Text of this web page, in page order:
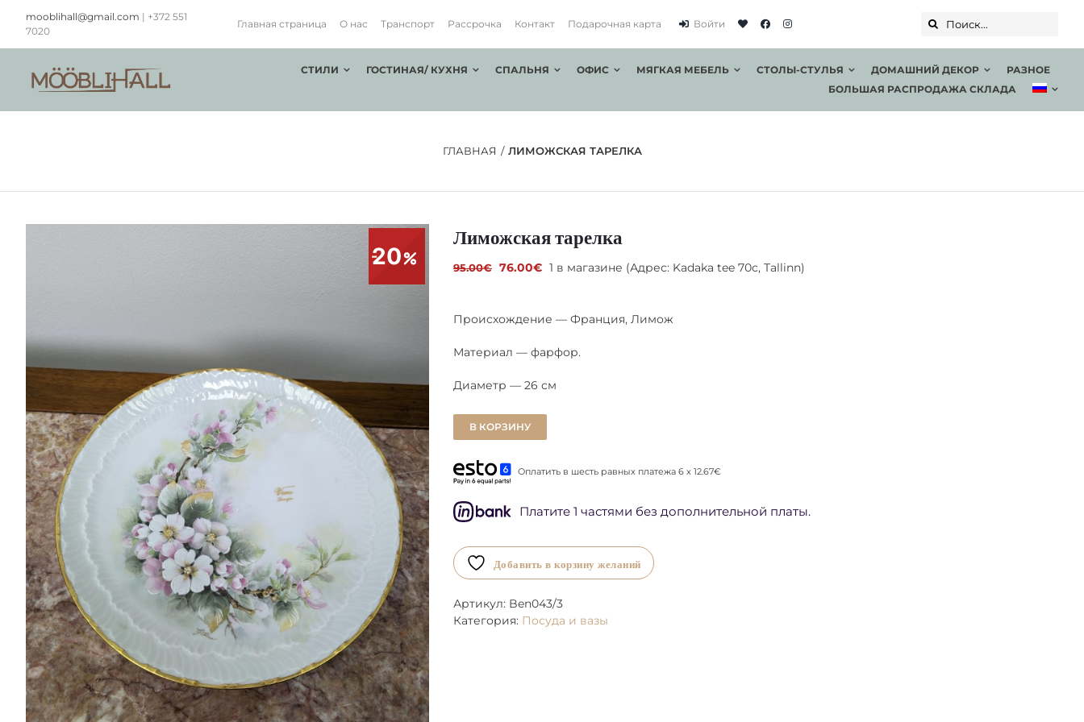
mooblihall@gmail.com | +372 551
7020
Главная страница О нас Транспорт Рассрочка Контакт Подарочная карта Войти Поиск...
СТИЛИ ГОСТИНАЯ/ КУХНЯ СПАЛЬНЯ ОФИС МЯГКАЯ МЕБЕЛЬ СТОЛЫ-СТУЛЬЯ ДОМАШНИЙ ДЕКОР
РАЗНОЕ
БОЛЬШАЯ РАСПРОДАЖА СКЛАДА
ГЛАВНАЯ ЛИМОЖСКАЯ ТАРЕЛКА
20
Лиможская тарелка
95.00€ Первоначальная
95.00€.
76.00€Текущая
1 в магазине (Адрес: Kadaka tee 70c, Tallinn)
Происхождение — Франция, Лимож
Материал — фарфор.
Диаметр — 26 см
В КОРЗИНУ
Оплатить в шесть равных платежа 6 x 12.67€
Платите 1 частями без дополнительной платы.
Добавить в корзину желаний
Артикул: Ben043/3
Категория: Посуда и вазы